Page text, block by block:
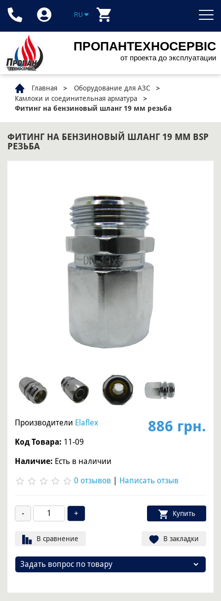
ПРОПАНТЕХНОСЕРВІС
от проекта до эксплуатации
RU
Главная
Оборудование для АЗС
Камлоки и соединительная арматура
Фитинг на бензиновый шланг 19 мм резьба
ФИТИНГ НА БЕНЗИНОВЫЙ ШЛАНГ 19 ММ BSP
РЕЗЬБА
886 грн.
Производители Elaflex
Код Товара: 11-09
Наличие: Есть в наличии
0 отзывов Написать отзыв
Купить
В сравнение В закладки
Задать вопрос по товару